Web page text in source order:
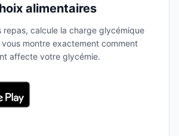
alimentaires
repas, calcule la charge glycémique
montre exactement comment
affecte votre glycémie.